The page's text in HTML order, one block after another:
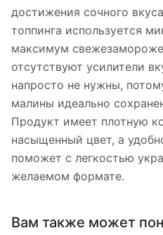
достижения сочного
топпинга используется
максимум
отсутствуют усилители
напросто не нужны,
малины идеально
Продукт имеет плотную
насыщенный цвет, а
поможет с легкостью
желаемом формате.
Вам также может